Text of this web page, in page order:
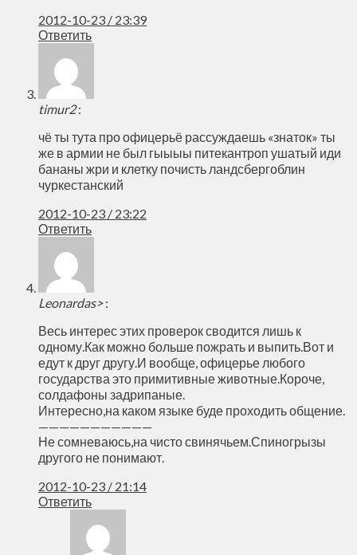
2012-10-23 / 23:39
Ответить
timur2 :
чё ты тута про офицерьё рассуждаешь «знаток» ты
же в армии не был гыыыы питекантроп ушатый иди
бананы жри и клетку почисть ландсбергоблин
чуркестанский
2012-10-23 / 23:22
Ответить
Leonardas> :
Весь интерес этих проверок сводится лишь к
одному.Как можно больше пожрать и выпить.Вот и
едут к друг другу.И вообще, офицерье любого
государства это примитивные животные.Короче,
солдафоны задрипаные.
Интересно,на каком языке буде проходить общение.
———————————
Не сомневаюсь,на чисто свинячьем.Спиногрызы
другого не понимают.
2012-10-23 / 21:14
Ответить